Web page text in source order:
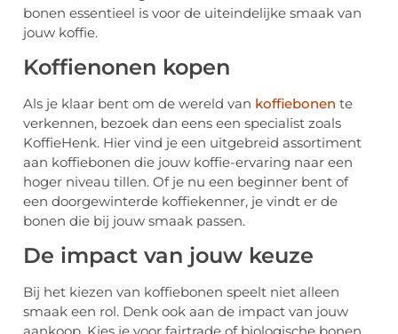
bonen essentieel is voor de uiteindelijke smaak van
jouw koffie.
Koffienonen kopen
Als je klaar bent om de wereld van koffiebonen te
verkennen, bezoek dan eens een specialist zoals
KoffieHenk. Hier vind je een uitgebreid assortiment
aan koffiebonen die jouw koffie-ervaring naar een
hoger niveau tillen. Of je nu een beginner bent of
een doorgewinterde koffiekenner, je vindt er de
bonen die bij jouw smaak passen.
De impact van jouw keuze
Bij het kiezen van koffiebonen speelt niet alleen
smaak een rol. Denk ook aan de impact van jouw